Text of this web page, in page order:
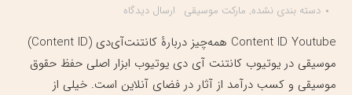
دسته بندی نشده, مارکت موسیقی ارسال دیدگاه
Content ID Youtube همه‌چیز دربارهٔ کانتنت‌آی‌دی (Content ID)
موسیقی در یوتیوب کانتنت آی دی یوتیوب ابزار اصلی حفظ حقوق
موسیقی و کسب درآمد از آثار در فضای آنلاین است. خیلی از